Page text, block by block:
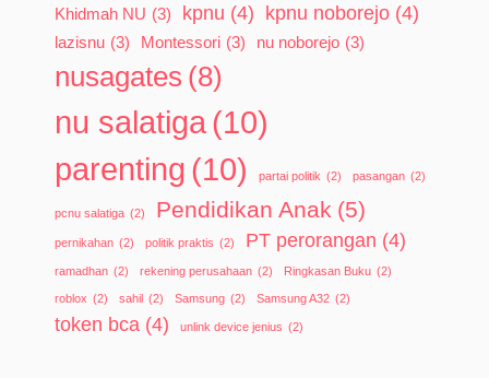
Khidmah NU (3) kpnu (4) kpnu noborejo (4)
lazisnu (3) Montessori (3) nu noborejo (3)
nusagates (8)
nu salatiga(10)
parenting (10) partai politik (2) pasangan (2)
pcnu salatiga (2) Pendidikan Anak (5)
pernikahan (2) politik praktis (2) PT perorangan (4)
ramadhan (2) rekening perusahaan (2) Ringkasan Buku (2)
roblox (2) sahil (2) Samsung (2) Samsung A32 (2)
token bca (4) unlink device jenius (2)